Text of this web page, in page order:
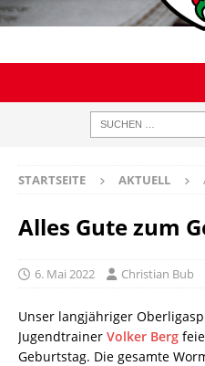
STARTSEITE AKTUELL
Alles Gute zum
6. Mai 2022 Christian Bub
Unser langjähriger
Jugendtrainer Volker Berg
Geburtstag. Die gesamte